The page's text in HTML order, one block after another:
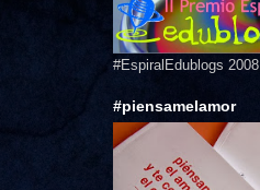
#EspiralEdublogs 2008
#piensamelamor